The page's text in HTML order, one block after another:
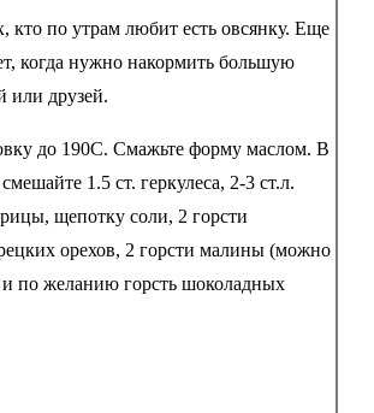
кто по утрам любит есть овсянку. Еще
когда нужно накормить большую
или друзей.
до 190С. Смажьте форму маслом. В
1.5 ст. геркулеса, 2-3 ст.л.
щепотку соли, 2 горсти
орехов, 2 горсти малины (можно
по желанию горсть шоколадных